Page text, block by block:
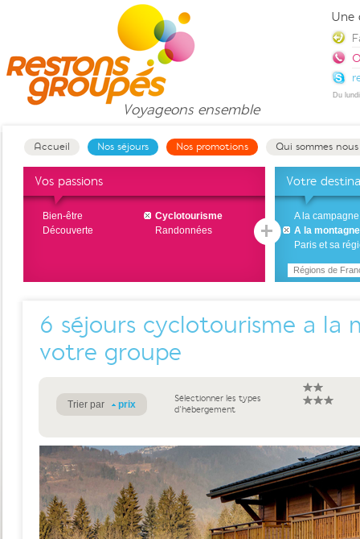
Voyageons ensemble
Accueil Nos séjours Nos promotions Qui sommes
Vos passions
Bien-être
Cyclotourisme
Découverte
Randonnées
Votre
A la campagne
A la montagne
Paris et sa
Régions de
6 séjours cyclotourisme a la
votre groupe
Trier par prix
Sélectionner les types
d'hébergement
Une
Du